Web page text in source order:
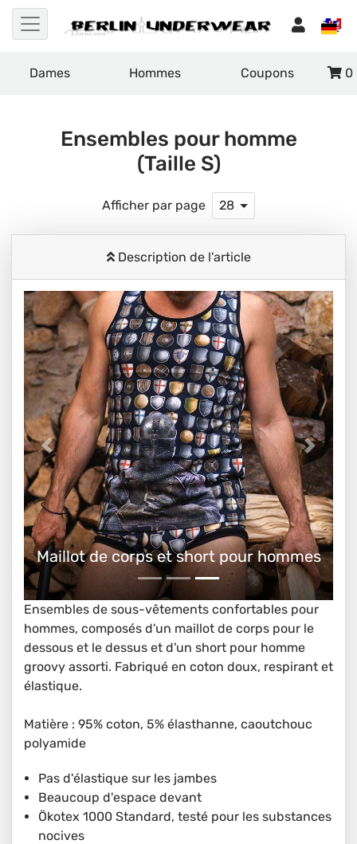
Dames Hommes Coupons 0
Ensembles pour homme
(Taille S)
Afficher par page 28
Description de l'article
Maillot de corps et short pour hommes
Ensembles de sous-vêtements confortables pour
hommes, composés d'un maillot de corps pour le
dessous et le dessus et d'un short pour homme
groovy assorti. Fabriqué en coton doux, respirant et
élastique.
Matière : 95% coton, 5% élasthanne, caoutchouc
polyamide
Pas d'élastique sur les jambes
Beaucoup d'espace devant
Ökotex 1000 Standard, testé pour les substances
nocives